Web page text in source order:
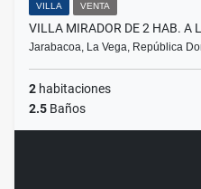
VILLA VENTA
VILLA MIRADOR DE 2 HAB. A
Jarabacoa, La Vega, República
2 habitaciones
2.5 Baños